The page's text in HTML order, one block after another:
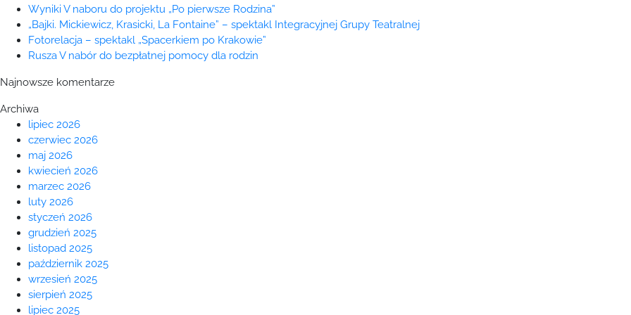
Wyniki V naboru do projektu „Po pierwsze Rodzina”
„Bajki. Mickiewicz, Krasicki, La Fontaine” – spektakl Integracyjnej Grupy Teatralnej
Fotorelacja – spektakl „Spacerkiem po Krakowie”
Rusza V nabór do bezpłatnej pomocy dla rodzin
Najnowsze komentarze
Archiwa
lipiec 2026
czerwiec 2026
maj 2026
kwiecień 2026
marzec 2026
luty 2026
styczeń 2026
grudzień 2025
listopad 2025
październik 2025
wrzesień 2025
sierpień 2025
lipiec 2025